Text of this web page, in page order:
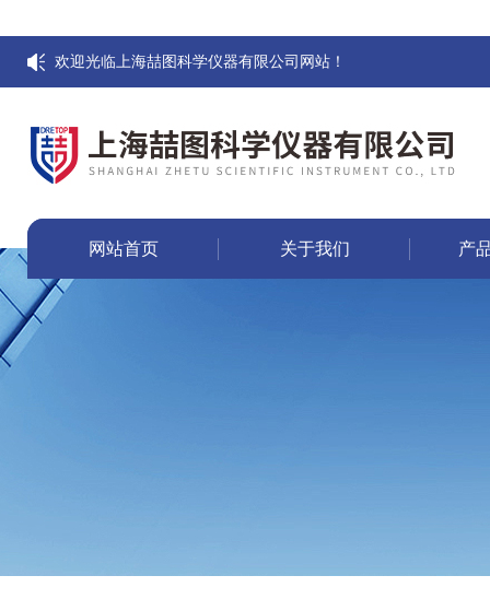
欢迎光临上海喆图科学仪器有限公司网站！
网站首页 关于我们 产